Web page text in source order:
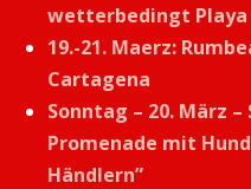
wetterbedingt Playa
19.-21. Maerz:
Cartagena
Sonntag – 20. März
Promenade mit
Händlern”